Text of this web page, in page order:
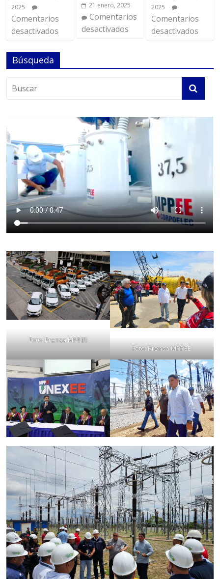
2025
Comentarios
desactivados
21 enero, 2025
Comentarios
desactivados
2025
Comentarios
desactivados
Búsqueda
Foto: Prensa MPPEE
Foto: Prensa MPPEE